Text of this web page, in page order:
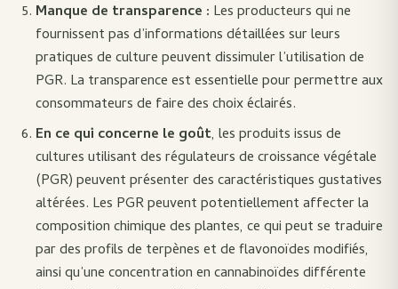
Manque de transparence : Les producteurs qui ne
fournissent pas d’informations détaillées sur leurs
pratiques de culture peuvent dissimuler l’utilisation de
PGR. La transparence est essentielle pour permettre aux
consommateurs de faire des choix éclairés.
En ce qui concerne le goût, les produits issus de
cultures utilisant des régulateurs de croissance végétale
(PGR) peuvent présenter des caractéristiques gustatives
altérées. Les PGR peuvent potentiellement affecter la
composition chimique des plantes, ce qui peut se traduire
par des profils de terpènes et de flavonoïdes modifiés,
ainsi qu’une concentration en cannabinoïdes différente